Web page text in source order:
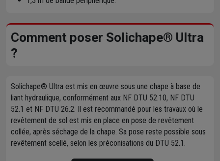
Comment poser Solichape® Ultra
?
Solichape® Ultra est mis en œuvre sous une chape à base de
liant hydraulique, conformément aux NF DTU 52.10, NF DTU
52.1 et NF DTU 26.2. Il est recommandé pour les travaux où le
revêtement de sol est mis en place en pose de revêtement
collée, après séchage de la chape. Sa pose reste possible sous
revêtement scellé, selon les préconisations du DTU 52.1.